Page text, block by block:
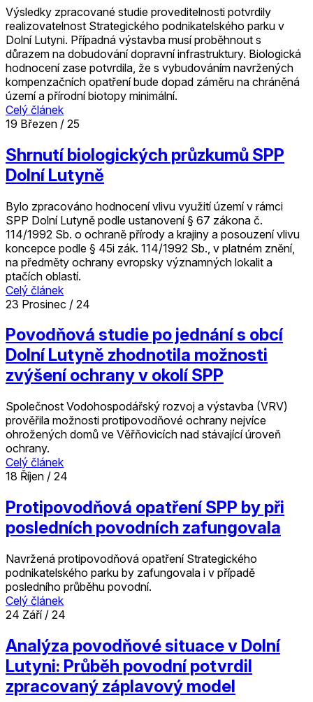
Výsledky zpracované studie proveditelnosti potvrdily
realizovatelnost Strategického podnikatelského parku v
Dolní Lutyni. Případná výstavba musí proběhnout s
důrazem na dobudování dopravní infrastruktury. Biologická
hodnocení zase potvrdila, že s vybudováním navržených
kompenzačních opatření bude dopad záměru na chráněná
území a přírodní biotopy minimální.
Celý článek
19 Březen / 25
Shrnutí biologických průzkumů SPP
Dolní Lutyně
Bylo zpracováno hodnocení vlivu využití území v rámci
SPP Dolní Lutyně podle ustanovení § 67 zákona č.
114/1992 Sb. o ochraně přírody a krajiny a posouzení vlivu
koncepce podle § 45i zák. 114/1992 Sb., v platném znění,
na předměty ochrany evropsky významných lokalit a
ptačích oblastí.
Celý článek
23 Prosinec / 24
Povodňová studie po jednání s obcí
Dolní Lutyně zhodnotila možnosti
zvýšení ochrany v okolí SPP
Společnost Vodohospodářský rozvoj a výstavba (VRV)
prověřila možnosti protipovodňové ochrany nejvíce
ohrožených domů ve Věřňovicích nad stávající úroveň
ochrany.
Celý článek
18 Říjen / 24
Protipovodňová opatření SPP by při
posledních povodních zafungovala
Navržená protipovodňová opatření Strategického
podnikatelského parku by zafungovala i v případě
posledního průběhu povodní.
Celý článek
24 Září / 24
Analýza povodňové situace v Dolní
Lutyni: Průběh povodní potvrdil
zpracovaný záplavový model